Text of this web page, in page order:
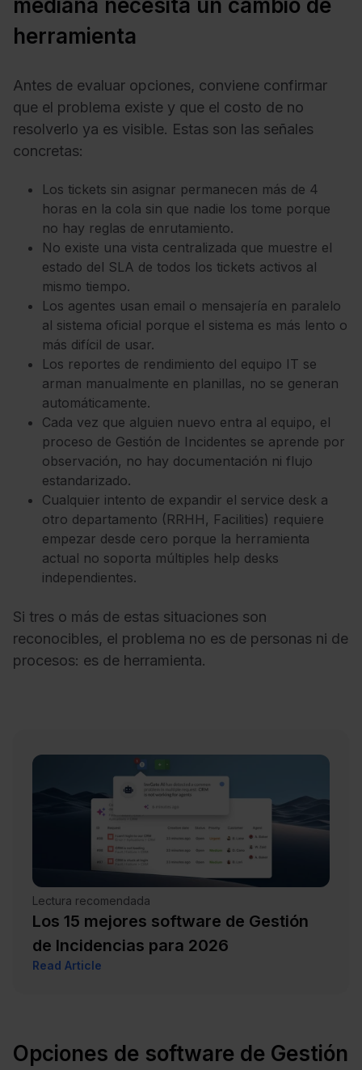
herramienta
Antes de evaluar opciones, conviene confirmar
que el problema existe y que el costo de no
resolverlo ya es visible. Estas son las señales
concretas:
Los tickets sin asignar permanecen más de 4
horas en la cola sin que nadie los tome porque
no hay reglas de enrutamiento.
No existe una vista centralizada que muestre el
estado del SLA de todos los tickets activos al
mismo tiempo.
Los agentes usan email o mensajería en paralelo
al sistema oficial porque el sistema es más lento o
más difícil de usar.
Los reportes de rendimiento del equipo IT se
arman manualmente en planillas, no se generan
automáticamente.
Cada vez que alguien nuevo entra al equipo, el
proceso de Gestión de Incidentes se aprende por
observación, no hay documentación ni flujo
estandarizado.
Cualquier intento de expandir el service desk a
otro departamento (RRHH, Facilities) requiere
empezar desde cero porque la herramienta
actual no soporta múltiples help desks
independientes.
Si tres o más de estas situaciones son
reconocibles, el problema no es de personas ni de
procesos: es de herramienta.
Lectura recomendada
Los 15 mejores software de Gestión
de Incidencias para 2026
Read Article
Opciones de software de Gestión